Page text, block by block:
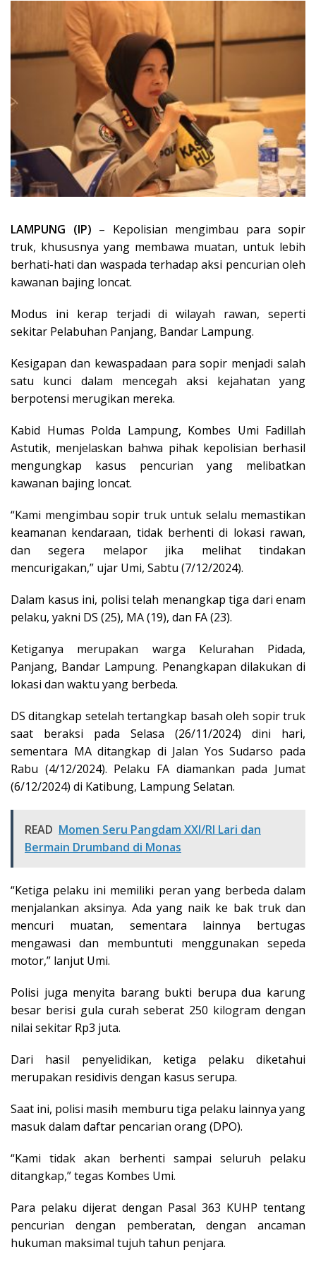
LAMPUNG (IP) – Kepolisian mengimbau para sopir
truk, khususnya yang membawa muatan, untuk lebih
berhati-hati dan waspada terhadap aksi pencurian oleh
kawanan bajing loncat.
Modus ini kerap terjadi di wilayah rawan, seperti
sekitar Pelabuhan Panjang, Bandar Lampung.
Kesigapan dan kewaspadaan para sopir menjadi salah
satu kunci dalam mencegah aksi kejahatan yang
berpotensi merugikan mereka.
Kabid Humas Polda Lampung, Kombes Umi Fadillah
Astutik, menjelaskan bahwa pihak kepolisian berhasil
mengungkap kasus pencurian yang melibatkan
kawanan bajing loncat.
“Kami mengimbau sopir truk untuk selalu memastikan
keamanan kendaraan, tidak berhenti di lokasi rawan,
dan segera melapor jika melihat tindakan
mencurigakan,” ujar Umi, Sabtu (7/12/2024).
Dalam kasus ini, polisi telah menangkap tiga dari enam
pelaku, yakni DS (25), MA (19), dan FA (23).
Ketiganya merupakan warga Kelurahan Pidada,
Panjang, Bandar Lampung. Penangkapan dilakukan di
lokasi dan waktu yang berbeda.
DS ditangkap setelah tertangkap basah oleh sopir truk
saat beraksi pada Selasa (26/11/2024) dini hari,
sementara MA ditangkap di Jalan Yos Sudarso pada
Rabu (4/12/2024). Pelaku FA diamankan pada Jumat
(6/12/2024) di Katibung, Lampung Selatan.
READ Momen Seru Pangdam XXI/RI Lari dan
Bermain Drumband di Monas
“Ketiga pelaku ini memiliki peran yang berbeda dalam
menjalankan aksinya. Ada yang naik ke bak truk dan
mencuri muatan, sementara lainnya bertugas
mengawasi dan membuntuti menggunakan sepeda
motor,” lanjut Umi.
Polisi juga menyita barang bukti berupa dua karung
besar berisi gula curah seberat 250 kilogram dengan
nilai sekitar Rp3 juta.
Dari hasil penyelidikan, ketiga pelaku diketahui
merupakan residivis dengan kasus serupa.
Saat ini, polisi masih memburu tiga pelaku lainnya yang
masuk dalam daftar pencarian orang (DPO).
“Kami tidak akan berhenti sampai seluruh pelaku
ditangkap,” tegas Kombes Umi.
Para pelaku dijerat dengan Pasal 363 KUHP tentang
pencurian dengan pemberatan, dengan ancaman
hukuman maksimal tujuh tahun penjara.